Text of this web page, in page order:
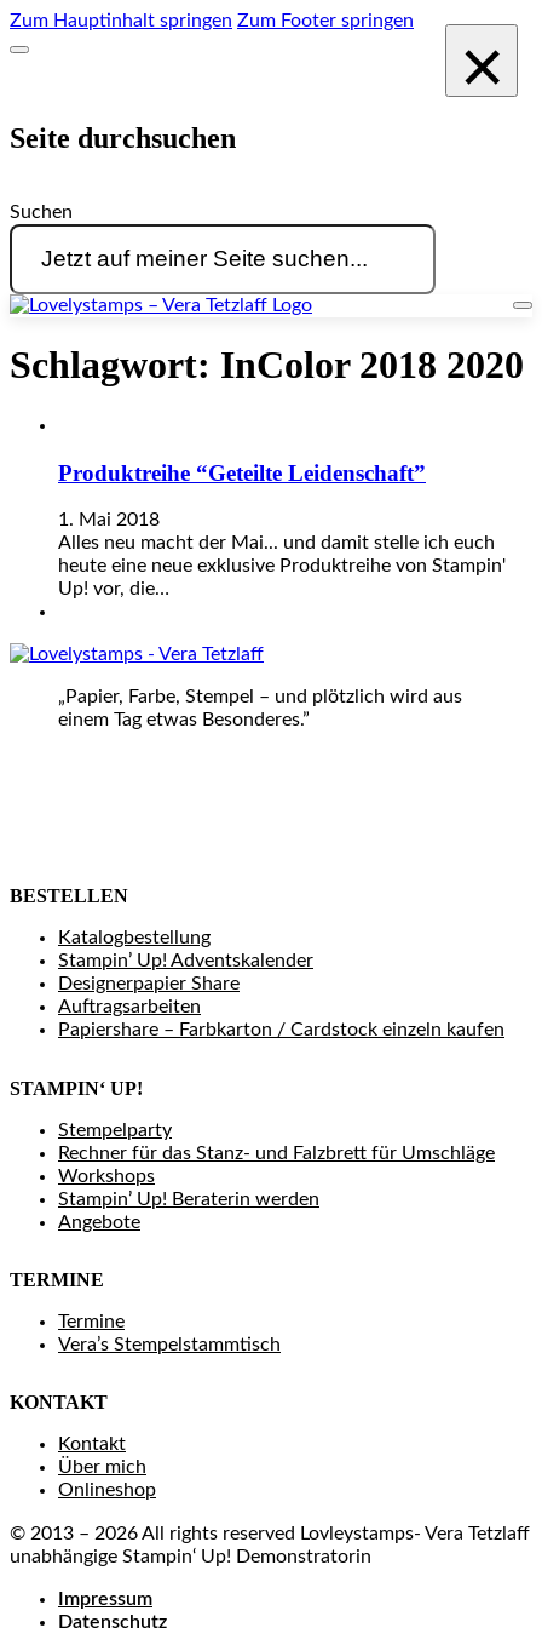
Zum Hauptinhalt springen Zum Footer springen
Seite durchsuchen
Suchen
×
Schlagwort: InColor 2018 2020
Produktreihe “Geteilte Leidenschaft”
1. Mai 2018
Alles neu macht der Mai... und damit stelle ich euch
heute eine neue exklusive Produktreihe von Stampin'
Up! vor, die…
„Papier, Farbe, Stempel – und plötzlich wird aus
einem Tag etwas Besonderes.”
BESTELLEN
Katalogbestellung
Stampin’ Up! Adventskalender
Designerpapier Share
Auftragsarbeiten
Papiershare – Farbkarton / Cardstock einzeln kaufen
STAMPIN‘ UP!
Stempelparty
Rechner für das Stanz- und Falzbrett für Umschläge
Workshops
Stampin’ Up! Beraterin werden
Angebote
TERMINE
Termine
Vera’s Stempelstammtisch
KONTAKT
Kontakt
Über mich
Onlineshop
© 2013 – 2026 All rights reserved Lovleystamps- Vera Tetzlaff
unabhängige Stampin‘ Up! Demonstratorin
Impressum
Datenschutz